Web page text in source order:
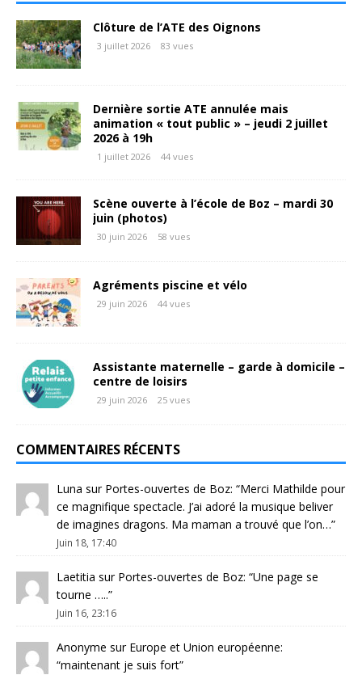
Clôture de l’ATE des Oignons
3 juillet 2026 83 vues
Dernière sortie ATE annulée mais
animation « tout public » – jeudi 2 juillet
2026 à 19h
1 juillet 2026 44 vues
Scène ouverte à l’école de Boz – mardi 30
juin (photos)
30 juin 2026 58 vues
Agréments piscine et vélo
29 juin 2026 44 vues
Assistante maternelle – garde à domicile –
centre de loisirs
29 juin 2026 25 vues
COMMENTAIRES RÉCENTS
Luna sur Portes-ouvertes de Boz: “Merci Mathilde pour
ce magnifique spectacle. J’ai adoré la musique beliver
de imagines dragons. Ma maman a trouvé que l’on…”
Juin 18, 17:40
Laetitia sur Portes-ouvertes de Boz: “Une page se
tourne …..”
Juin 16, 23:16
Anonyme sur Europe et Union européenne:
“maintenant je suis fort”